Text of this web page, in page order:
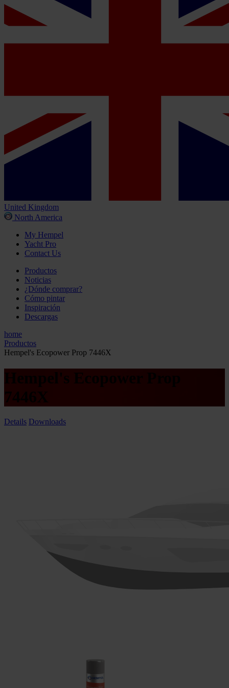
United Kingdom
North America
My Hempel
Yacht Pro
Contact Us
Productos
Noticias
¿Dónde comprar?
Cómo pintar
Inspiración
Descargas
home
Productos
Hempel's Ecopower Prop 7446X
Hempel's Ecopower Prop
7446X
Details Downloads